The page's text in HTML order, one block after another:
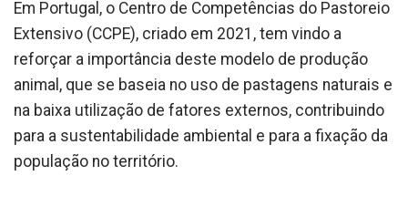
Em Portugal, o Centro de Competências do Pastoreio
Extensivo (CCPE), criado em 2021, tem vindo a
reforçar a importância deste modelo de produção
animal, que se baseia no uso de pastagens naturais e
na baixa utilização de fatores externos, contribuindo
para a sustentabilidade ambiental e para a fixação da
população no território.